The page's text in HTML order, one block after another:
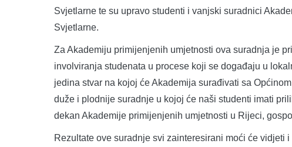
Svjetlarne te su upravo studenti i vanjski suradnici
Svjetlarne.
Za Akademiju primijenjenih umjetnosti ova suradnja je
involviranja studenata u procese koji se događaju u
jedina stvar na kojoj će Akademija surađivati sa
duže i plodnije suradnje u kojoj će naši studenti imati
dekan Akademije primijenjenih umjetnosti u Rijeci,
Rezultate ove suradnje svi zainteresirani moći će vidjeti